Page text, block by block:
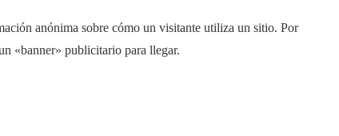
anónima sobre cómo un visitante utiliza un sitio. Por
«banner» publicitario para llegar.